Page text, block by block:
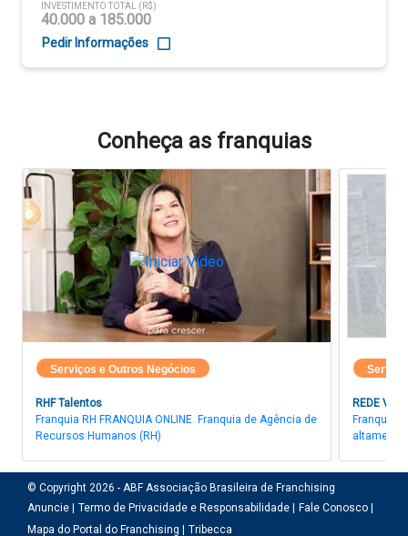
INVESTIMENTO TOTAL (R$)
40.000 a 185.000
Pedir Informações
Conheça as franquias
Serviços e Outros Negócios
RHF Talentos
Franquia RH FRANQUIA ONLINE. Franquia de Agência de
Recursos Humanos (RH)
REDE
Franquia
altamente
© Copyright 2026 - ABF Associação Brasileira de Franchising
Anuncie |
Termo de Privacidade e Responsabilidade |
Fale Conosco |
Mapa do Portal do Franchising |
Tribecca